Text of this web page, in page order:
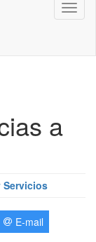
a
Servicios
E-mail